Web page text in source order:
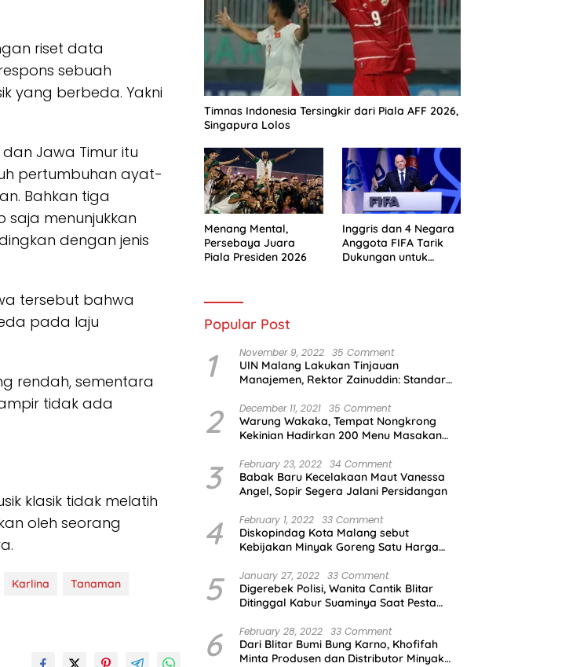
riset data
sebuah
yang berbeda. Yakni
Jawa Timur itu
pertumbuhan ayat-
Bahkan tiga
menunjukkan
dengan jenis
tersebut bahwa
pada laju
rendah, sementara
tidak ada
klasik tidak melatih
oleh seorang
Karlina
Tanaman
Timnas Indonesia Tersingkir dari Piala AFF 2026,
Singapura Lolos
Menang Mental,
Persebaya Juara
Piala Presiden 2026
Inggris dan 4 Negara
Anggota FIFA Tarik
Dukungan untuk
Popular Post
1 November 9, 2022 35 Comment
UIN Malang Lakukan Tinjauan
Manajemen, Rektor Zainuddin: Standar
2 December 11, 2021 35 Comment
Warung Wakaka, Tempat Nongkrong
Kekinian Hadirkan 200 Menu Masakan
3 February 23, 2022 34 Comment
Babak Baru Kecelakaan Maut Vanessa
Angel, Sopir Segera Jalani Persidangan
4 February 1, 2022 33 Comment
Diskopindag Kota Malang sebut
Kebijakan Minyak Goreng Satu Harga
5 January 27, 2022 33 Comment
Digerebek Polisi, Wanita Cantik Blitar
Ditinggal Kabur Suaminya Saat Pesta
6 February 28, 2022 33 Comment
Dari Blitar Bumi Bung Karno, Khofifah
Minta Produsen dan Distributor Minyak